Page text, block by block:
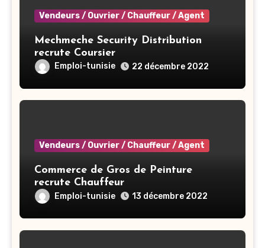
Vendeurs / Ouvrier / Chauffeur / Agent
Mechmeche Security Distribution
recrute Coursier
Emploi-tunisie 22 décembre 2022
Vendeurs / Ouvrier / Chauffeur / Agent
Commerce de Gros de Peinture
recrute Chauffeur
Emploi-tunisie 13 décembre 2022